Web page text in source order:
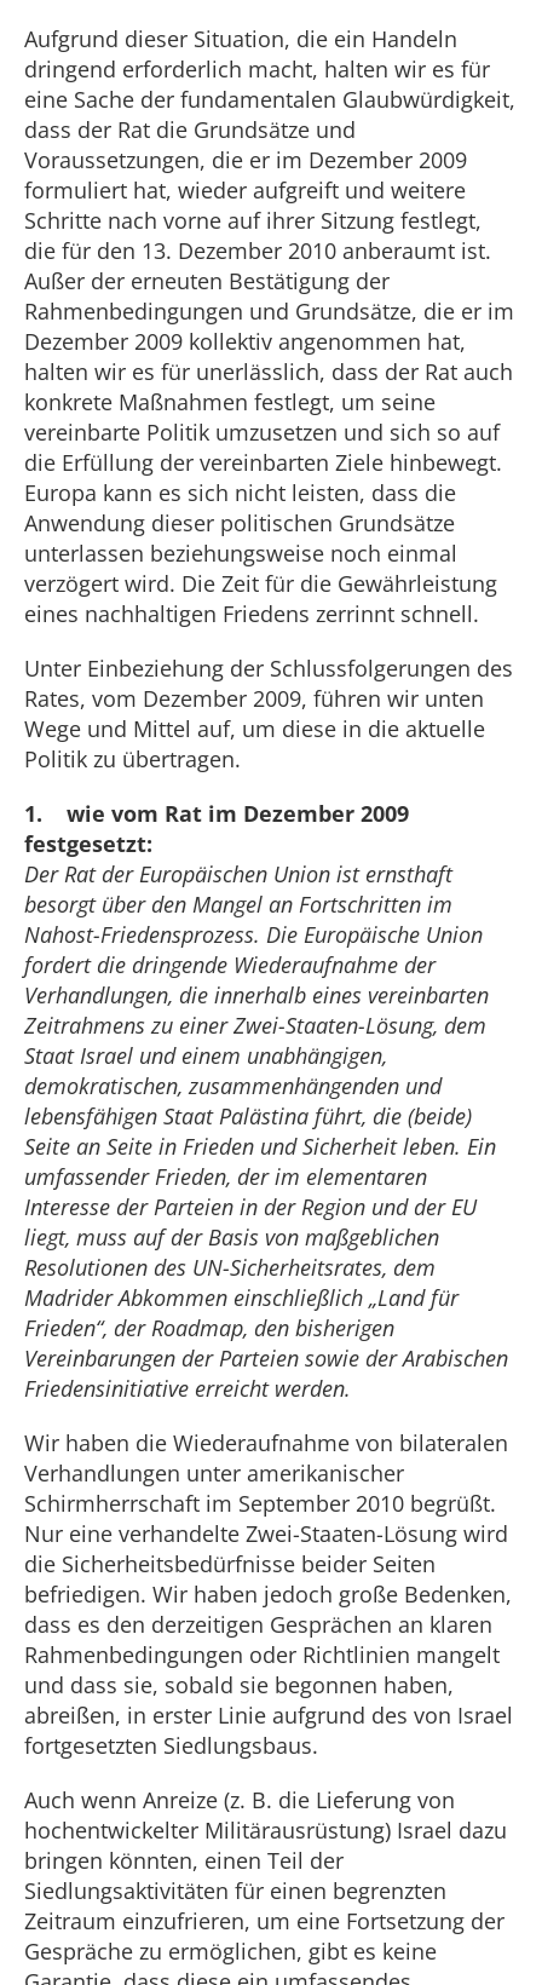
Aufgrund dieser Situation, die ein Handeln
dringend erforderlich macht, halten wir es für
eine Sache der fundamentalen Glaubwürdigkeit,
dass der Rat die Grundsätze und
Voraussetzungen, die er im Dezember 2009
formuliert hat, wieder aufgreift und weitere
Schritte nach vorne auf ihrer Sitzung festlegt,
die für den 13. Dezember 2010 anberaumt ist.
Außer der erneuten Bestätigung der
Rahmenbedingungen und Grundsätze, die er im
Dezember 2009 kollektiv angenommen hat,
halten wir es für unerlässlich, dass der Rat auch
konkrete Maßnahmen festlegt, um seine
vereinbarte Politik umzusetzen und sich so auf
die Erfüllung der vereinbarten Ziele hinbewegt.
Europa kann es sich nicht leisten, dass die
Anwendung dieser politischen Grundsätze
unterlassen beziehungsweise noch einmal
verzögert wird. Die Zeit für die Gewährleistung
eines nachhaltigen Friedens zerrinnt schnell.
Unter Einbeziehung der Schlussfolgerungen des
Rates, vom Dezember 2009, führen wir unten
Wege und Mittel auf, um diese in die aktuelle
Politik zu übertragen.
1. wie vom Rat im Dezember 2009
festgesetzt:
Der Rat der Europäischen Union ist ernsthaft
besorgt über den Mangel an Fortschritten im
Nahost-Friedensprozess. Die Europäische Union
fordert die dringende Wiederaufnahme der
Verhandlungen, die innerhalb eines vereinbarten
Zeitrahmens zu einer Zwei-Staaten-Lösung, dem
Staat Israel und einem unabhängigen,
demokratischen, zusammenhängenden und
lebensfähigen Staat Palästina führt, die (beide)
Seite an Seite in Frieden und Sicherheit leben. Ein
umfassender Frieden, der im elementaren
Interesse der Parteien in der Region und der EU
liegt, muss auf der Basis von maßgeblichen
Resolutionen des UN-Sicherheitsrates, dem
Madrider Abkommen einschließlich „Land für
Frieden“, der Roadmap, den bisherigen
Vereinbarungen der Parteien sowie der Arabischen
Friedensinitiative erreicht werden.
Wir haben die Wiederaufnahme von bilateralen
Verhandlungen unter amerikanischer
Schirmherrschaft im September 2010 begrüßt.
Nur eine verhandelte Zwei-Staaten-Lösung wird
die Sicherheitsbedürfnisse beider Seiten
befriedigen. Wir haben jedoch große Bedenken,
dass es den derzeitigen Gesprächen an klaren
Rahmenbedingungen oder Richtlinien mangelt
und dass sie, sobald sie begonnen haben,
abreißen, in erster Linie aufgrund des von Israel
fortgesetzten Siedlungsbaus.
Auch wenn Anreize (z. B. die Lieferung von
hochentwickelter Militärausrüstung) Israel dazu
bringen könnten, einen Teil der
Siedlungsaktivitäten für einen begrenzten
Zeitraum einzufrieren, um eine Fortsetzung der
Gespräche zu ermöglichen, gibt es keine